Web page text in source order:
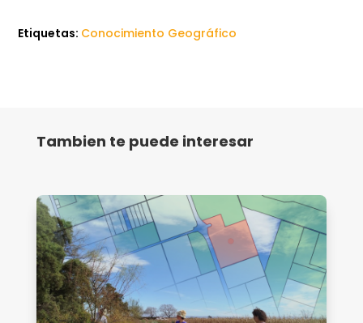
Etiquetas: Conocimiento Geográfico
Tambien te puede interesar